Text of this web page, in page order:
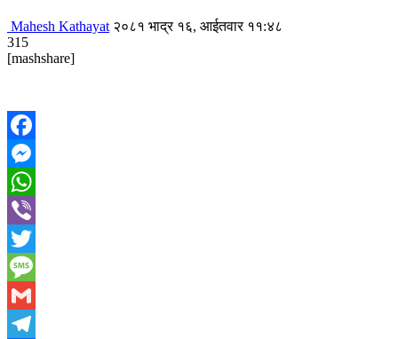
Mahesh Kathayat २०८१ भाद्र १६, आईतवार ११:४८
315
[mashshare]
Facebook
Messenger
WhatsApp
Viber
Twitter
Message
Gmail